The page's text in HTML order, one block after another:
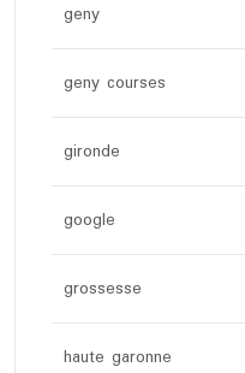
geny
geny courses
gironde
google
grossesse
haute garonne